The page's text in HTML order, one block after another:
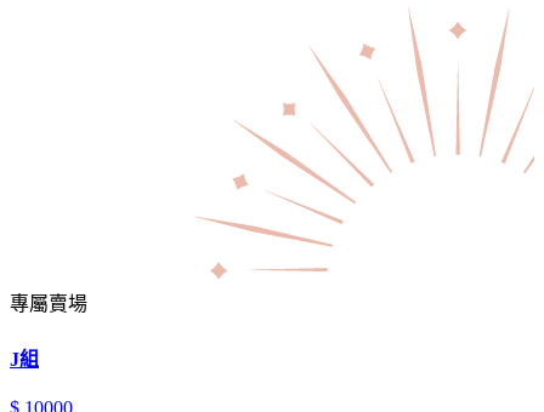
專屬賣場
J組
$ 10000